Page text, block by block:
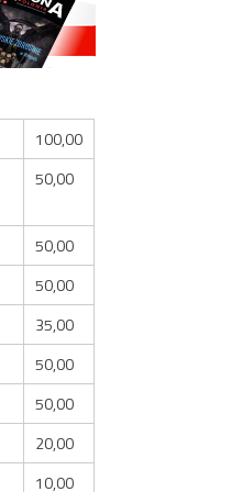
100,00
50,00
50,00
50,00
35,00
50,00
50,00
20,00
10,00